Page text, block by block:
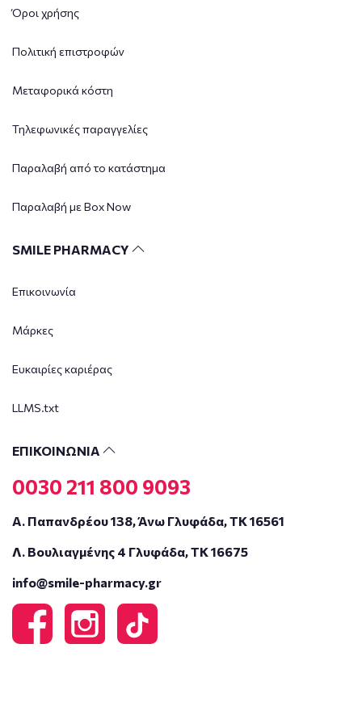
Όροι χρήσης
Πολιτική επιστροφών
Μεταφορικά κόστη
Τηλεφωνικές παραγγελίες
Παραλαβή από το κατάστημα
Παραλαβή με Box Now
SMILE PHARMACY
Επικοινωνία
Μάρκες
Ευκαιρίες καριέρας
LLMS.txt
ΕΠΙΚΟΙΝΩΝΙΑ
0030 211 800 9093
Α. Παπανδρέου 138, Άνω Γλυφάδα, ΤΚ 16561
Λ. Βουλιαγμένης 4 Γλυφάδα, ΤΚ 16675
info@smile-pharmacy.gr